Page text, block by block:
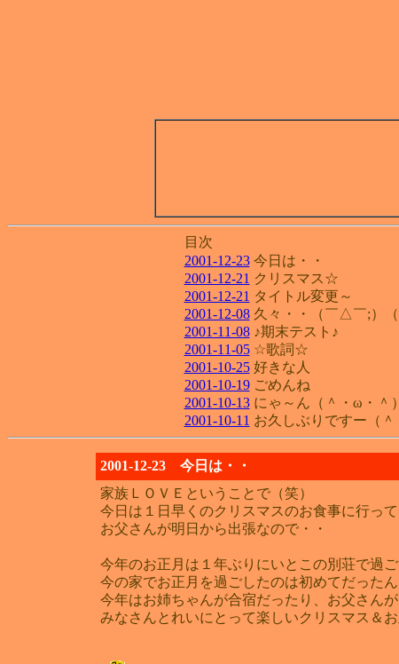
目次
2001-12-23今日は・・
2001-12-21 クリスマス☆
2001-12-21 タイトル変更～
2001-12-08久々・・（￣△￣;）（
2001-11-08♪期末テスト♪
2001-11-05☆歌詞☆
2001-10-25好きな人
2001-10-19ごめんね
2001-10-13にゃ～ん（＾・ω・＾
2001-10-11 お久しぶりですー（＾
2001-12-23 今日は・・
家族ＬＯＶＥということで（笑）
今日は１日早くのクリスマスのお食事に行っ
お父さんが明日から出張なので・・
今年のお正月は１年ぶりにいとこの別荘で過
今の家でお正月を過ごしたのは初めてだった
今年はお姉ちゃんが合宿だったり、お父さん
みなさんとれいにとって楽しいクリスマス＆